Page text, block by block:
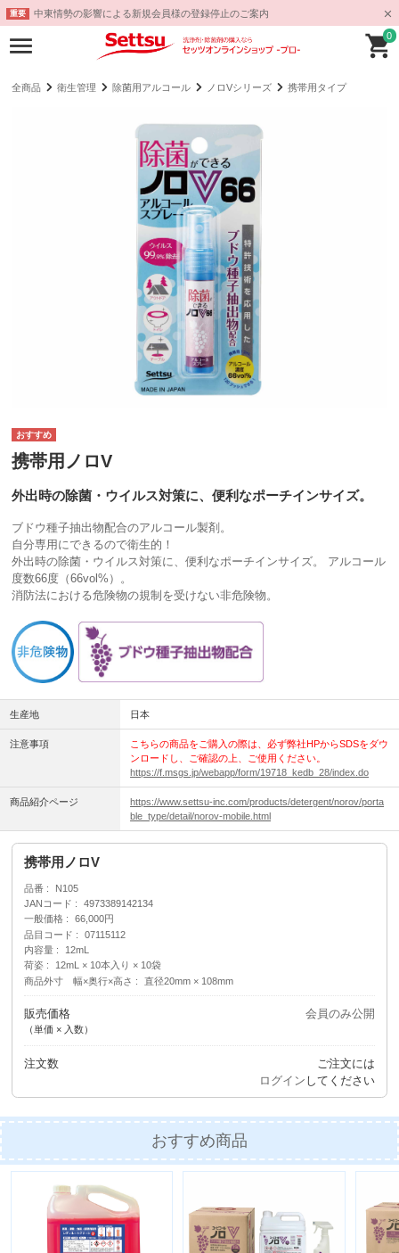
重要 中東情勢の影響による新規会員様の登録停止のご案内
0
全商品 衛生管理 除菌用アルコール ノロVシリーズ 携帯用タイプ
携帯用ノロV
外出時の除菌・ウイルス対策に、便利なポーチインサイズ。
ブドウ種子抽出物配合のアルコール製剤。
自分専用にできるので衛生的！
外出時の除菌・ウイルス対策に、便利なポーチインサイズ。 アルコール
度数66度（66vol%）。
消防法における危険物の規制を受けない非危険物。
生産地 日本
注意事項
こちらの商品をご購入の際は、必ず弊社HPからSDSをダウ
ンロードし、ご確認の上、ご使用ください。
https://f.msgs.jp/webapp/form/19718_kedb_28/index.do
商品紹介ページ
https://www.settsu-inc.com/products/detergent/norov/porta
ble_type/detail/norov-mobile.html
携帯用ノロV
品番
N105
JANコード
4973389142134
一般価格
66,000円
品目コード
07115112
内容量
12mL
荷姿
12mL × 10本入り × 10袋
商品外寸 幅×奥行×高さ
直径20mm × 108mm
販売価格
（単価 × 入数）
会員のみ公開
注文数
ご注文には
ログイン してください
おすすめ商品